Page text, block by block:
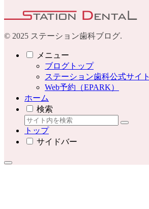
© 2025 ステーション歯科ブログ.
メニュー
ブログトップ
ステーション歯科公式サイト
Web予約（EPARK）
ホーム
検索
トップ
サイドバー